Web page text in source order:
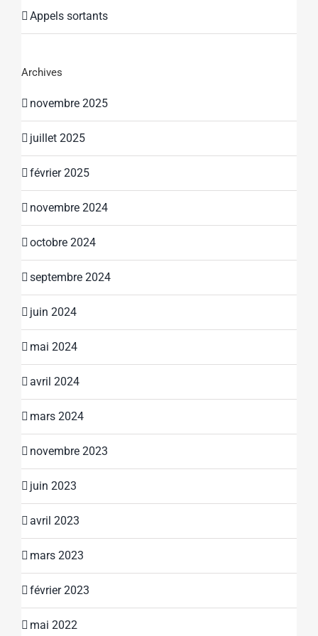
Appels sortants
Archives
novembre 2025
juillet 2025
février 2025
novembre 2024
octobre 2024
septembre 2024
juin 2024
mai 2024
avril 2024
mars 2024
novembre 2023
juin 2023
avril 2023
mars 2023
février 2023
mai 2022